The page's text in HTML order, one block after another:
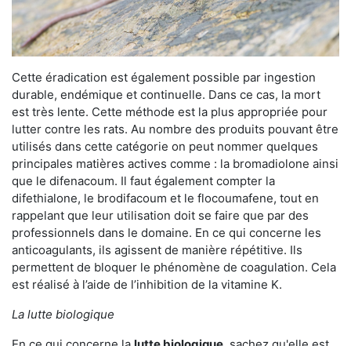
Cette éradication est également possible par ingestion
durable, endémique et continuelle. Dans ce cas, la mort
est très lente. Cette méthode est la plus appropriée pour
lutter contre les rats. Au nombre des produits pouvant être
utilisés dans cette catégorie on peut nommer quelques
principales matières actives comme : la bromadiolone ainsi
que le difenacoum. Il faut également compter la
difethialone, le brodifacoum et le flocoumafene, tout en
rappelant que leur utilisation doit se faire que par des
professionnels dans le domaine. En ce qui concerne les
anticoagulants, ils agissent de manière répétitive. Ils
permettent de bloquer le phénomène de coagulation. Cela
est réalisé à l’aide de l’inhibition de la vitamine K.
La lutte biologique